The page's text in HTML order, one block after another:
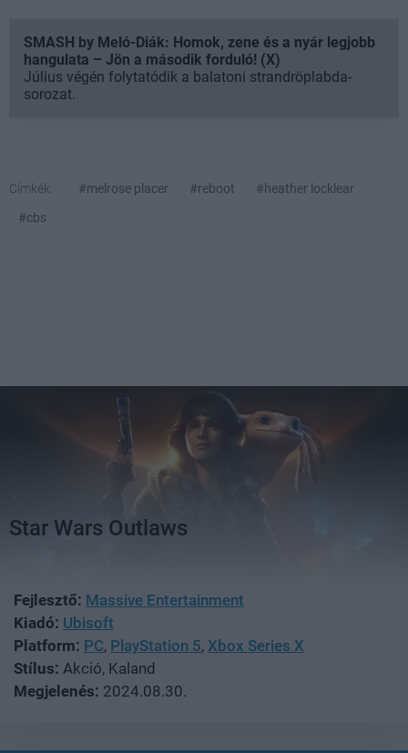
SMASH by Meló-Diák: Homok, zene és a nyár legjobb
hangulata – Jön a második forduló! (X)
Július végén folytatódik a balatoni strandröplabda-
sorozat.
Címkék: #melrose placer #reboot
#heather locklear
#cbs
Star Wars Outlaws
Fejlesztő: Massive Entertainment
Kiadó: Ubisoft
Platform: PC, PlayStation 5, Xbox Series X
Stílus: Akció, Kaland
Megjelenés: 2024.08.30.